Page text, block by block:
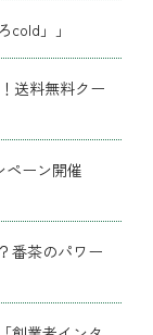
」」
送料無料クー
ペーン開催
番茶のパワー